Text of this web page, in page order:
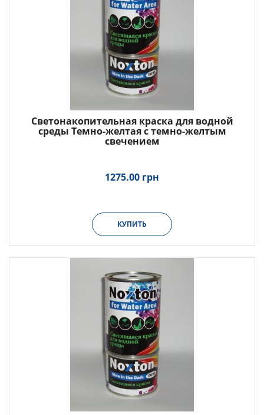
Светонакопительная краска для водной
среды Темно-желтая с темно-желтым
свечением
1275.00 грн
КУПИТЬ